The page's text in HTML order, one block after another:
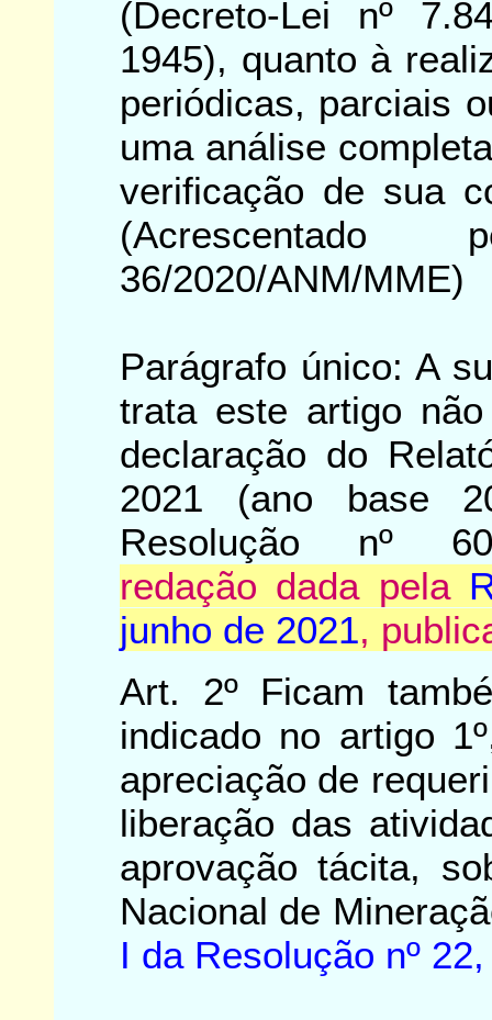
(Decreto-Lei nº
1945), quanto à
periódicas, parciais
uma análise
verificação de sua
36/2020/ANM/MME)
Parágrafo único: A
trata este artigo
declaração do
2021 (ano base
Resolução nº
redação dada pela
junho de 2021,
Art. 2º Ficam
indicado no artigo
apreciação de
liberação das
aprovação tácita,
Nacional de
I da Resolução nº